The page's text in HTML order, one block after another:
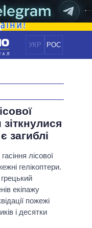
УКР РОС
загиблі
лісової
гелікоптери.
екіпажу
пожежі
і десятки